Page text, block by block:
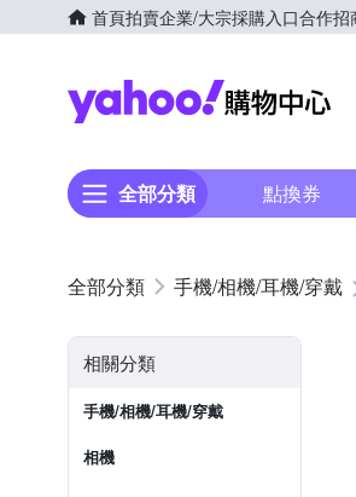
首頁拍賣企業/大宗採購入口合作招
全部分類 點換券
手機/相機/耳機/穿戴
相關分類
手機/相機/耳機/穿戴
相機